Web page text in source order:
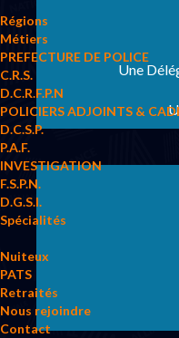
Régions
Métiers
PREFECTURE DE POLICE
C.R.S.
D.C.R.F.P.N
POLICIERS ADJOINTS &
D.C.S.P.
P.A.F.
INVESTIGATION
F.S.P.N.
D.G.S.I.
Spécialités
Nuiteux
PATS
Retraités
Nous rejoindre
Contact
Une